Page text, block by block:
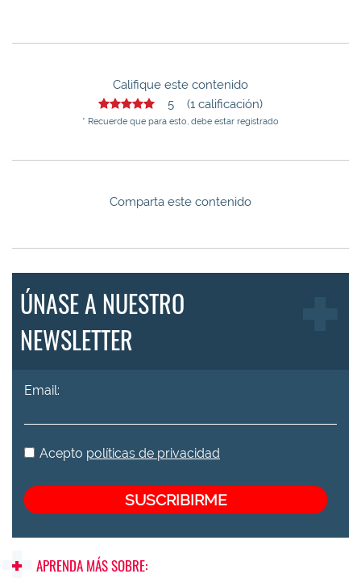
Califique este contenido
5 (1 calificación)
* Recuerde que para esto, debe estar registrado
Comparta este contenido
ÚNASE A NUESTRO
NEWSLETTER
Email:
Acepto políticas de privacidad
APRENDA MÁS SOBRE: